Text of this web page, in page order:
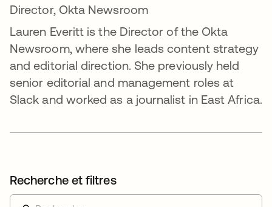
Director, Okta Newsroom
Lauren Everitt is the Director of the Okta
Newsroom, where she leads content strategy
and editorial direction. She previously held
senior editorial and management roles at
Slack and worked as a journalist in East Africa.
Recherche et filtres